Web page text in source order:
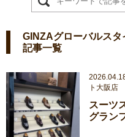
GINZAグローバルス
記事一覧
ト大阪店
スーツ
グラン